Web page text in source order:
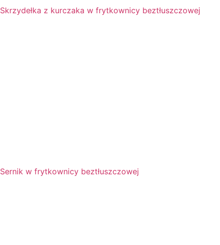
Skrzydełka z kurczaka w frytkownicy beztłuszczowej
Sernik w frytkownicy beztłuszczowej